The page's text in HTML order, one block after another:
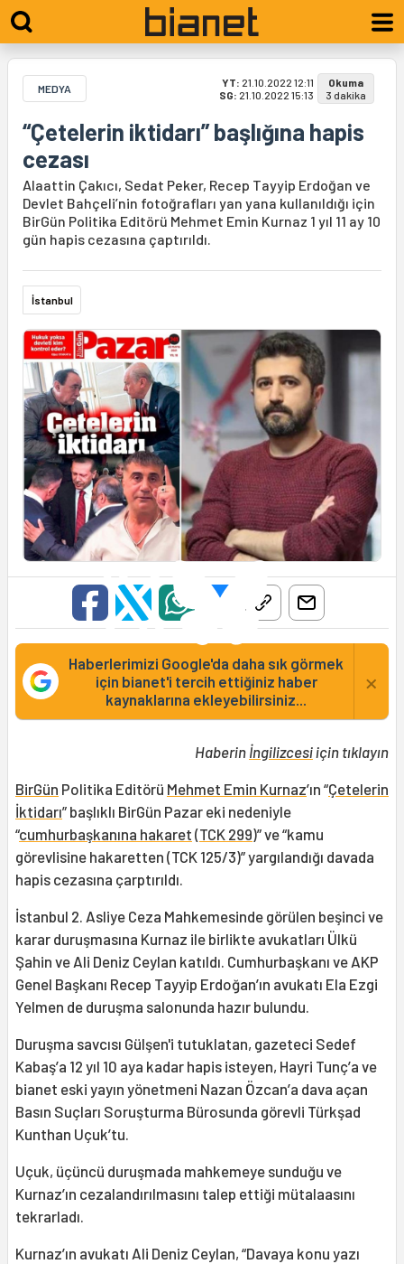
MEDYA YT: 21.10.2022 12:11
SG: 21.10.2022 15:13
Okuma
3 dakika
“Çetelerin iktidarı” başlığına hapis
cezası
Alaattin Çakıcı, Sedat Peker, Recep Tayyip Erdoğan ve
Devlet Bahçeli’nin fotoğrafları yan yana kullanıldığı için
BirGün Politika Editörü Mehmet Emin Kurnaz 1 yıl 11 ay 10
gün hapis cezasına çaptırıldı.
İstanbul
Haberlerimizi Google'da daha sık görmek
için bianet'i tercih ettiğiniz haber
kaynaklarına ekleyebilirsiniz...
×
Haberin İngilizcesiiçin tıklayın
BirGün Politika Editörü Mehmet Emin Kurnaz’ın “Çetelerin
İktidarı” başlıklı BirGün Pazar eki nedeniyle
“cumhurbaşkanına hakaret (TCK 299)” ve “kamu
görevlisine hakaretten (TCK 125/3)” yargılandığı davada
hapis cezasına çarptırıldı.
İstanbul 2. Asliye Ceza Mahkemesinde görülen beşinci ve
karar duruşmasına Kurnaz ile birlikte avukatları Ülkü
Şahin ve Ali Deniz Ceylan katıldı. Cumhurbaşkanı ve AKP
Genel Başkanı Recep Tayyip Erdoğan’ın avukatı Ela Ezgi
Yelmen de duruşma salonunda hazır bulundu.
Duruşma savcısı Gülşen'i tutuklatan, gazeteci Sedef
Kabaş’a 12 yıl 10 aya kadar hapis isteyen, Hayri Tunç’a ve
bianet eski yayın yönetmeni Nazan Özcan’a dava açan
Basın Suçları Soruşturma Bürosunda görevli Türkşad
Kunthan Uçuk’tu.
Uçuk, üçüncü duruşmada mahkemeye sunduğu ve
Kurnaz’ın cezalandırılmasını talep ettiği mütalaasını
tekrarladı.
Kurnaz’ın avukatı Ali Deniz Ceylan, “Davaya konu yazı